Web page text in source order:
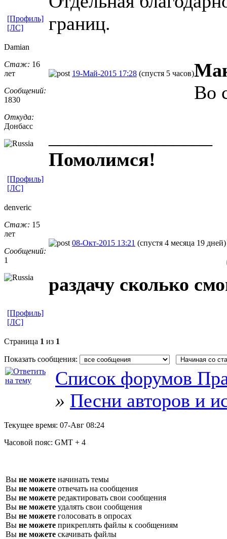
границ.
[Профиль]
[ЛС]
Damian
Стаж: 16
лет
Сообщений:
1830
Откуда:
Донбасс
19-Май-2015 17:28 (спустя 5 часов)
Во
Помолимся!
[Профиль]
[ЛС]
denveric
Стаж: 15
лет
Сообщений:
1
08-Окт-2015 13:21 (спустя 4 месяца 19 дней)
раздачу сколько
[Профиль]
[ЛС]
Страница 1 из 1
Показать сообщения:
Список форумов
» Песни авторов и
Текущее время: 07-Авг 08:24
Часовой пояс: GMT + 4
Вы не можете начинать темы
Вы не можете отвечать на сообщения
Вы не можете редактировать свои сообщения
Вы не можете удалять свои сообщения
Вы не можете голосовать в опросах
Вы не можете прикреплять файлы к сообщениям
Вы не можете скачивать файлы